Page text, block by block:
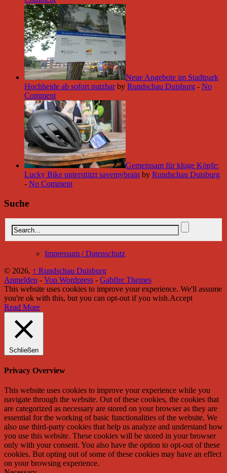
Neue Angebote im Stadtpark
Hochheide ab sofort nutzbar by Rundschau Duisburg - No
Comment
Gemeinsam für kluge Köpfe:
Lucky Bike unterstützt savemybrain by Rundschau Duisburg
- No Comment
Suche
Impressum / Datenschutz
© 2026, ↑ Rundschau Duisburg
Anmelden - Von Wordpress - Gabfire Themes
This website uses cookies to improve your experience. We'll assume
you're ok with this, but you can opt-out if you wish.Accept
Read More
Schließen
Privacy Overview
This website uses cookies to improve your experience while you
navigate through the website. Out of these cookies, the cookies that
are categorized as necessary are stored on your browser as they are
essential for the working of basic functionalities of the website. We
also use third-party cookies that help us analyze and understand how
you use this website. These cookies will be stored in your browser
only with your consent. You also have the option to opt-out of these
cookies. But opting out of some of these cookies may have an effect
on your browsing experience.